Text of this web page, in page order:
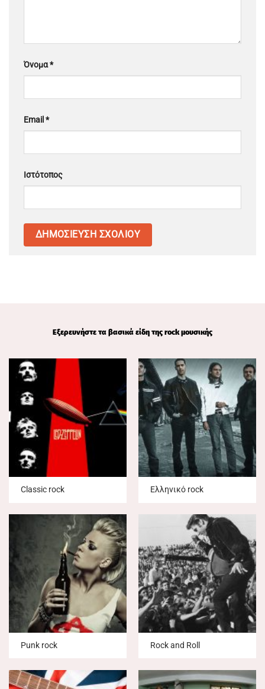
Όνομα*
Email *
Ιστότοπος
Εξερευνήστε τα βασικά είδη της rock μουσικής
Classic rock Ελληνικό rock
Punk rock Rock and Roll